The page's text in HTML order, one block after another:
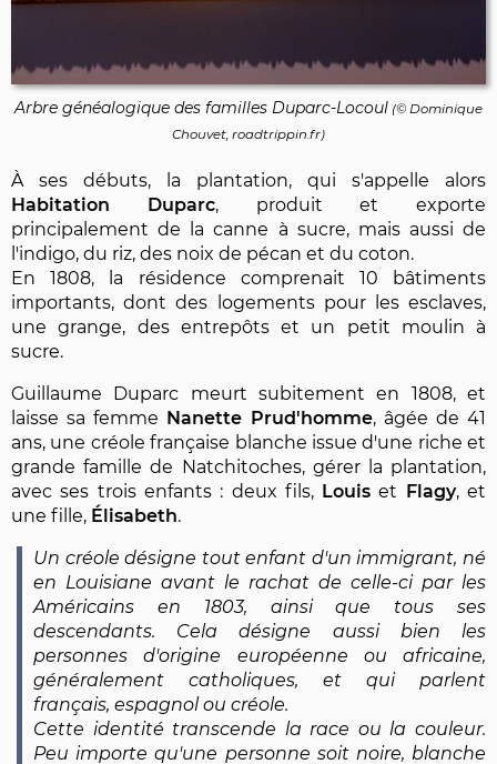
Arbre généalogique des familles Duparc-Locoul (© Dominique
Chouvet , roadtrippin.fr)
À ses débuts, la plantation, qui s'appelle alors
Habitation Duparc, produit et exporte
principalement de la canne à sucre, mais aussi de
l'indigo, du riz, des noix de pécan et du coton.
En 1808, la résidence comprenait 10 bâtiments
importants, dont des logements pour les esclaves,
une grange, des entrepôts et un petit moulin à
sucre.
Guillaume Duparc meurt subitement en 1808, et
laisse sa femme Nanette Prud'homme, âgée de 41
ans, une créole française blanche issue d'une riche et
grande famille de Natchitoches, gérer la plantation,
avec ses trois enfants : deux fils, Louis et Flagy, et
une fille, Élisabeth.
Un créole désigne tout enfant d'un immigrant, né
en Louisiane avant le rachat de celle-ci par les
Américains en 1803, ainsi que tous ses
descendants. Cela désigne aussi bien les
personnes d'origine européenne ou africaine,
généralement catholiques, et qui parlent
français, espagnol ou créole.
Cette identité transcende la race ou la couleur.
Peu importe qu'une personne soit noire, blanche